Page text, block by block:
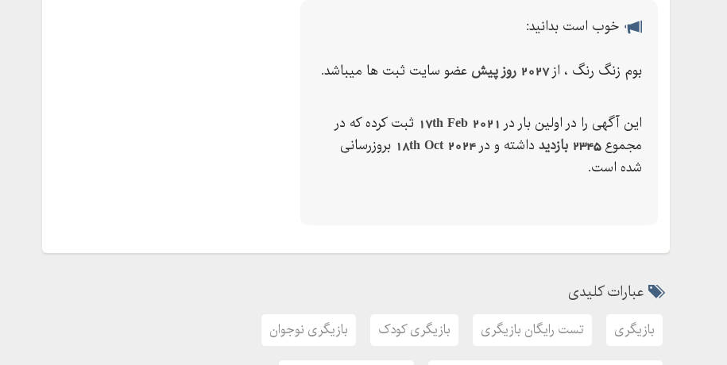
خوب است بدانید:
بوم زنگ رنگ ، از2027 روز پیش عضو سایت ثبت ها میباشد.
این آگهی را در اولین بار در 17th Feb 2021 ثبت کرده که در
مجموع2345 بازدید داشته و در 18th Oct 2024 بروزرسانی
شده است.
عبارات کلیدی
بازیگری تست رایگان بازیگری بازیگری کودک بازیگری نوجوان